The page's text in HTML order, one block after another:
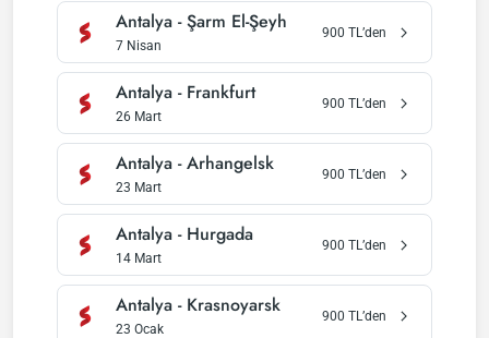
Antalya -Şarm El-Şeyh
7 Nisan
900 TL’den
Antalya - Frankfurt
26 Mart
900 TL’den
Antalya -Arhangelsk
23 Mart
900 TL’den
Antalya - Hurgada
14 Mart
900 TL’den
Antalya - Krasnoyarsk
23 Ocak
900 TL’den